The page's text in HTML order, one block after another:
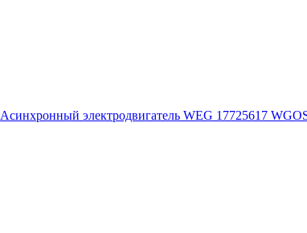
Асинхронный электродвигатель WEG 17725617